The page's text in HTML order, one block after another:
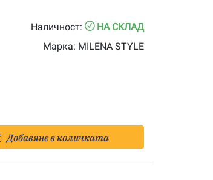
Наличност:
НА СКЛАД
Марка: MILENA STYLE
Добавяне в количката